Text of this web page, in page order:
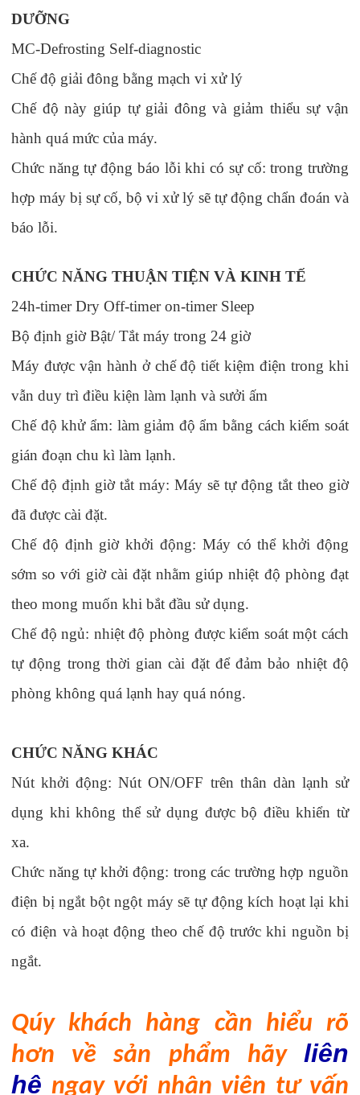
DƯỠNG
MC-Defrosting Self-diagnostic
Chế độ giải đông bằng mạch vi xử lý
Chế độ này giúp tự giải đông và giảm thiểu sự vận
hành quá mức của máy.
Chức năng tự động báo lỗi khi có sự cố: trong trường
hợp máy bị sự cố, bộ vi xử lý sẽ tự động chẩn đoán và
báo lỗi.
CHỨC NĂNG THUẬN TIỆN VÀ KINH TẾ
24h-timer Dry Off-timer on-timer Sleep
Bộ định giờ Bật/ Tắt máy trong 24 giờ
Máy được vận hành ở chế độ tiết kiệm điện trong khi
vẫn duy trì điều kiện làm lạnh và sưởi ấm
Chế độ khử ẩm: làm giảm độ ẩm bằng cách kiểm soát
gián đoạn chu kì làm lạnh.
Chế độ định giờ tắt máy: Máy sẽ tự động tắt theo giờ
đã được cài đặt.
Chế độ định giờ khởi động: Máy có thể khởi động
sớm so với giờ cài đặt nhằm giúp nhiệt độ phòng đạt
theo mong muốn khi bắt đầu sử dụng.
Chế độ ngủ: nhiệt độ phòng được kiểm soát một cách
tự động trong thời gian cài đặt để đảm bảo nhiệt độ
phòng không quá lạnh hay quá nóng.
CHỨC NĂNG KHÁC
Nút khởi động:Nút ON/OFF trên thân dàn lạnh sử
dụng khi không thể sử dụng được bộ điều khiển từ
xa.
Chức năng tự khởi động: trong các trường hợp nguồn
điện bị ngắt bột ngột máy sẽ tự động kích hoạt lại khi
có điện và hoạt động theo chế độ trước khi nguồn bị
ngắt.
Qúy khách hàng cần hiểu rõ
hơn về sản phẩm hãy liên
hệ ngay với nhân viên tư vấn